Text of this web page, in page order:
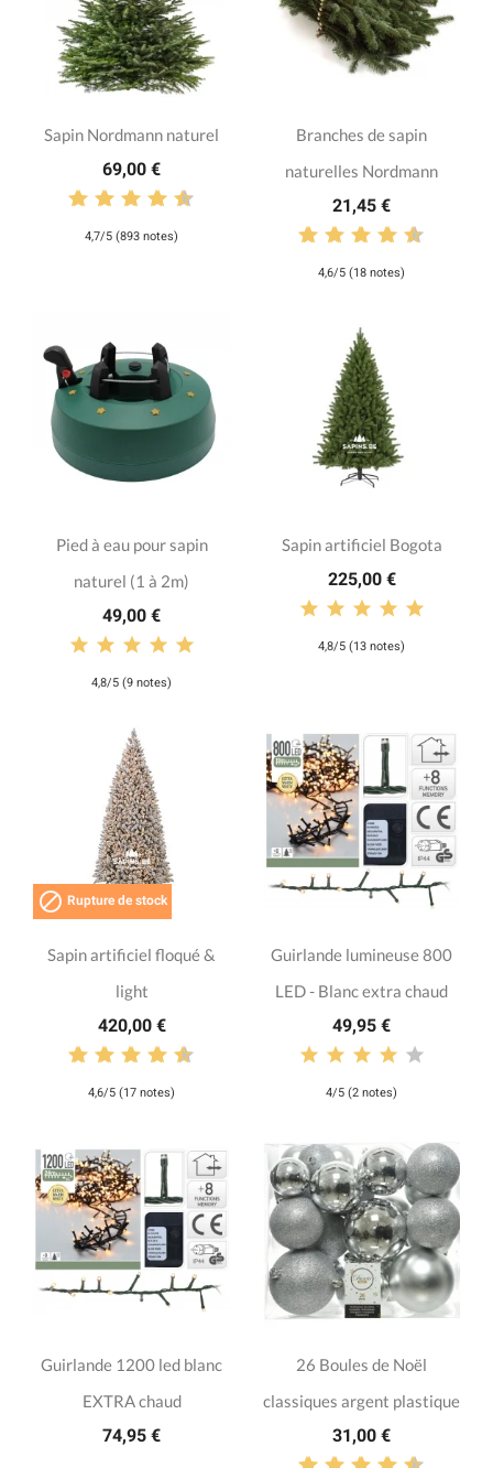
Sapin Nordmann naturel
69,00 €
4,7/5 (893 notes)
Branches de sapin
naturelles Nordmann
21,45 €
4,6/5 (18 notes)
Pied à eau pour sapin
naturel (1 à 2m)
49,00 €
4,8/5 (9 notes)
Sapin artificiel Bogota
225,00 €
4,8/5 (13 notes)
 Rupture de stock
Sapin artificiel floqué &
light
420,00 €
4,6/5 (17 notes)
Guirlande lumineuse 800
LED - Blanc extra chaud
49,95 €
4/5 (2 notes)
Guirlande 1200 led blanc
EXTRA chaud
74,95 €
26 Boules de Noël
classiques argent plastique
31,00 €